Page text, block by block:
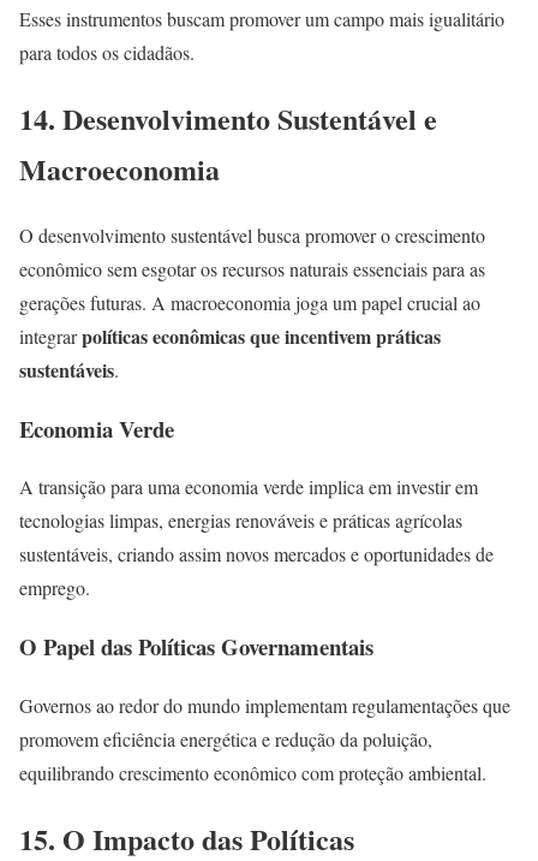
Esses instrumentos buscam promover um campo mais igualitário
para todos os cidadãos.
14. Desenvolvimento Sustentável e
Macroeconomia
O desenvolvimento sustentável busca promover o crescimento
econômico sem esgotar os recursos naturais essenciais para as
gerações futuras. A macroeconomia joga um papel crucial ao
integrarpolíticas econômicas que incentivem práticas
sustentáveis.
Economia Verde
A transição para uma economia verde implica em investir em
tecnologias limpas, energias renováveis e práticas agrícolas
sustentáveis, criando assim novos mercados e oportunidades de
emprego.
O Papel das Políticas Governamentais
Governos ao redor do mundo implementam regulamentações que
promovem eficiência energética e redução da poluição,
equilibrando crescimento econômico com proteção ambiental.
15. O Impacto das Políticas